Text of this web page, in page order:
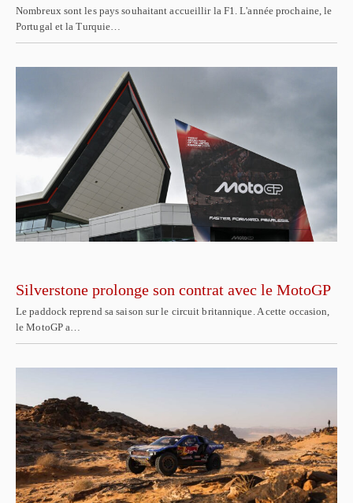
Nombreux sont les pays souhaitant accueillir la F1. L'année prochaine, le
Portugal et la Turquie…
Silverstone prolonge son contrat avec le MotoGP
Le paddock reprend sa saison sur le circuit britannique. A cette occasion,
le MotoGP a…